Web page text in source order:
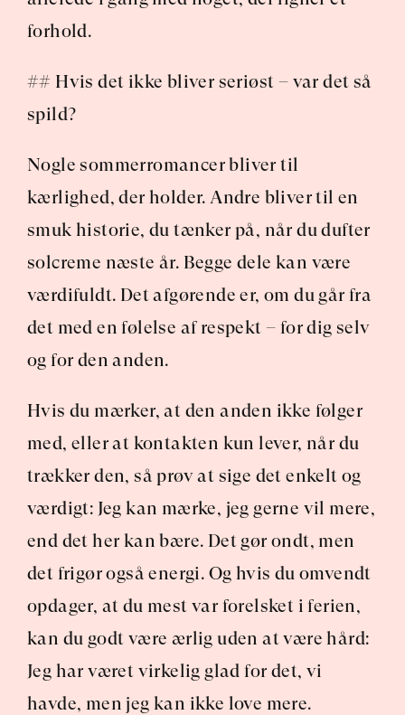
forhold.
## Hvis det ikke bliver seriøst – var det så
spild?
Nogle sommerromancer bliver til
kærlighed, der holder. Andre bliver til en
smuk historie, du tænker på, når du dufter
solcreme næste år. Begge dele kan være
værdifuldt. Det afgørende er, om du går fra
det med en følelse af respekt – for dig selv
og for den anden.
Hvis du mærker, at den anden ikke følger
med, eller at kontakten kun lever, når du
trækker den, så prøv at sige det enkelt og
værdigt: Jeg kan mærke, jeg gerne vil mere,
end det her kan bære. Det gør ondt, men
det frigør også energi. Og hvis du omvendt
opdager, at du mest var forelsket i ferien,
kan du godt være ærlig uden at være hård:
Jeg har været virkelig glad for det, vi
havde, men jeg kan ikke love mere.